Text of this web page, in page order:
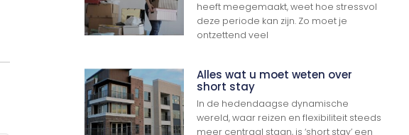
heeft meegemaakt, weet hoe stressvol
deze periode kan zijn. Zo moet je
ontzettend veel
Alles wat u moet weten over
short stay
In de hedendaagse dynamische
wereld, waar reizen en flexibiliteit steeds
meer centraal staan, is ‘short stay’ een